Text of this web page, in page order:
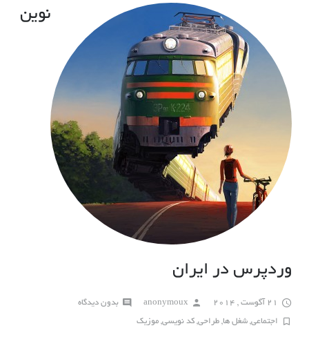
نوین
وردپرس در ایران
21 آگوست , 2014 anonymoux بدون دیدگاه
اجتماعی, شغل ها, طراحی, کد نویسی, موزیک